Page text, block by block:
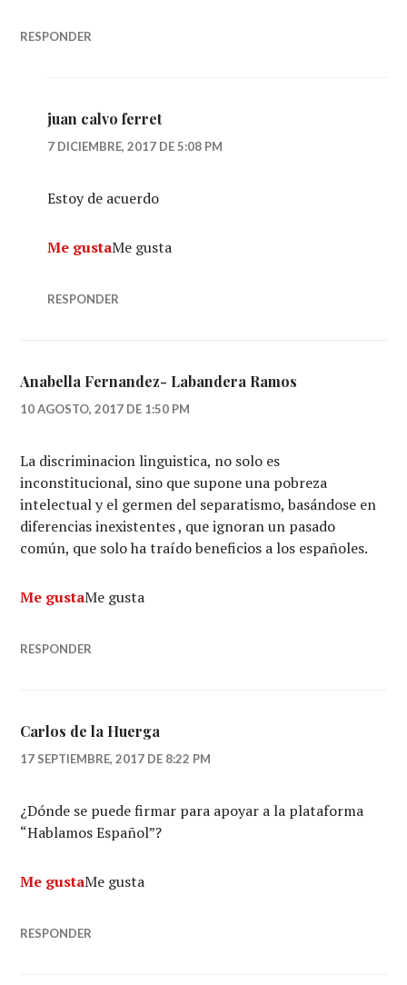
RESPONDER
juan calvo ferret
7 DICIEMBRE, 2017 DE 5:08 PM
Estoy de acuerdo
Me gustaMe gusta
RESPONDER
Anabella Fernandez- Labandera Ramos
10 AGOSTO, 2017 DE 1:50 PM
La discriminacion linguistica, no solo es
inconstitucional, sino que supone una pobreza
intelectual y el germen del separatismo, basándose en
diferencias inexistentes , que ignoran un pasado
común, que solo ha traído beneficios a los españoles.
Me gustaMe gusta
RESPONDER
Carlos de la Huerga
17 SEPTIEMBRE, 2017 DE 8:22 PM
¿Dónde se puede firmar para apoyar a la plataforma
“Hablamos Español”?
Me gustaMe gusta
RESPONDER